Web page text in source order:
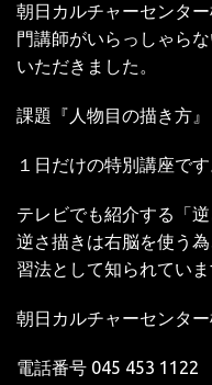
朝日カルチャーセンタ
門講師がいらっしゃら
いただきました。
課題『人物目の描き方』
１日だけの特別講座です
テレビでも紹介する「
逆さ描きは右脳を使う
習法として知られていま
朝日カルチャーセンタ
電話番号 045 453 1122